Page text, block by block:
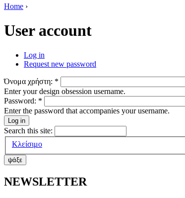
Home ›
User account
Log in
Request new password
Όνομα χρήστη: *
Enter your design obsession username.
Password: *
Enter the password that accompanies your username.
Search this site:
Κλείσιμο
ΝΕWSLETTER